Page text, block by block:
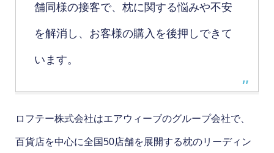
舗同様の接客で、枕に関する悩みや不安
を解消し、お客様の購入を後押しできて
います。
ロフテー株式会社はエアウィーブのグループ会社で、
百貨店を中心に全国50店舗を展開する枕のリーディン